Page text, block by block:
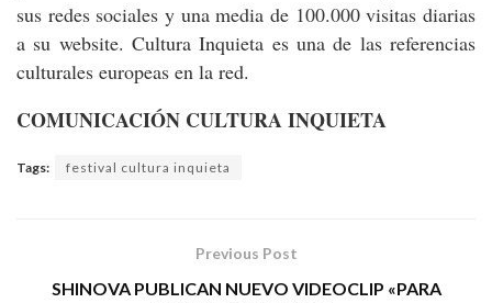
sus redes sociales y una media de 100.000 visitas diarias
a su website. Cultura Inquieta es una de las referencias
culturales europeas en la red.
COMUNICACIÓN CULTURA INQUIETA
Tags: festival cultura inquieta
Previous Post
SHINOVA PUBLICAN NUEVO VIDEOCLIP «PARA